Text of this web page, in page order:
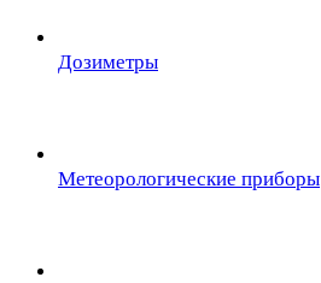
Дозиметры
Метеорологические приборы